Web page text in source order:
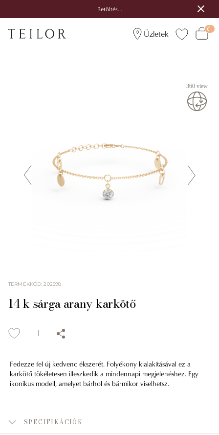
Betöltés...
Üzletek
360 view
TERMÉKKÓD:202598
14 k sárga arany karkötő
Fedezze fel új kedvenc ékszerét. Folyékony kialakításával ez a
karkötő tökéletesen illeszkedik a mindennapi megjelenéshez. Egy
ikonikus modell, amelyet bárhol és bármikor viselhetsz.
SPECIFIKÁCIÓK